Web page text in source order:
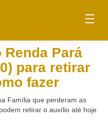
Pará
para retirar
fazer
Família que perderam as
retirar o auxílio até hoje